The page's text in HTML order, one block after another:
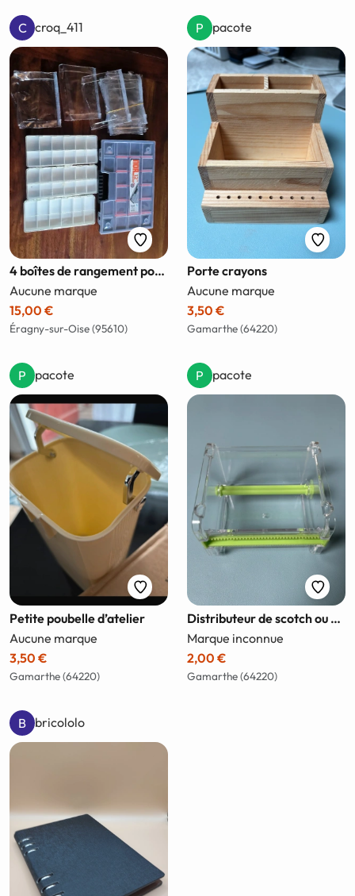
C croq_411
4 boîtes de rangement pour DIY+ 11 sachets zippés
Aucune marque
15,00 €
Éragny-sur-Oise (95610)
P pacote
Porte crayons
Aucune marque
3,50 €
Gamarthe (64220)
P pacote
Petite poubelle d’atelier
Aucune marque
3,50 €
Gamarthe (64220)
P pacote
Distributeur de scotch ou étiquettes
Marque inconnue
2,00 €
Gamarthe (64220)
B bricololo